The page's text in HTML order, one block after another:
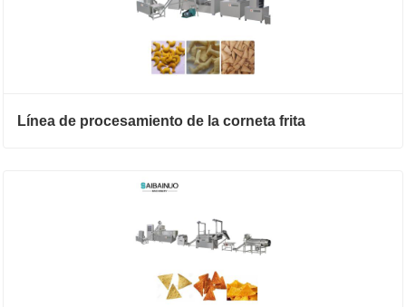
Línea de procesamiento de la corneta frita